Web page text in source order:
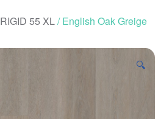
RIGID 55 XL/ English Oak Greige
🔍